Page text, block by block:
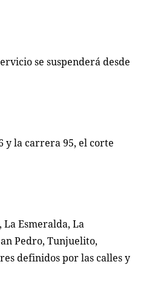
se suspenderá desde
y la carrera 95, el corte
La Esmeralda, La
Pedro, Tunjuelito,
definidos por las calles y